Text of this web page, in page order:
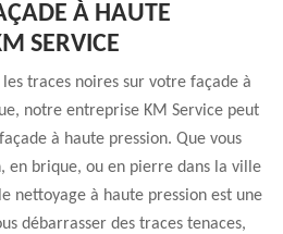
À HAUTE
SERVICE
traces noires sur votre façade à
notre entreprise KM Service peut
à haute pression. Que vous
en brique, ou en pierre dans la ville
nettoyage à haute pression est une
débarrasser des traces tenaces,